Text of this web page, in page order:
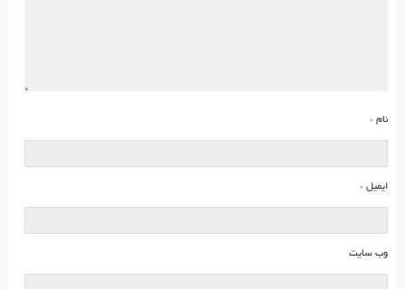
نام *
ایمیل *
وب‌ سایت